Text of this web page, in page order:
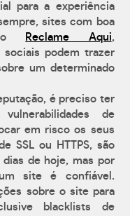
para a experiência
sites com boa
Reclame Aqui,
sociais podem trazer
um determinado
é preciso ter
de
em risco os seus
SSL ou HTTPS, são
de hoje, mas por
site é confiável.
sobre o site para
blacklists de